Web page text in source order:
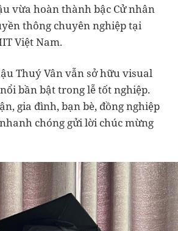
vừa hoàn thành bậc Cử nhân
thông chuyên nghiệp tại
Việt Nam.
Thuý Vân vẫn sở hữu visual
bần bật trong lễ tốt nghiệp.
gia đình, bạn bè, đồng nghiệp
chóng gửi lời chúc mừng